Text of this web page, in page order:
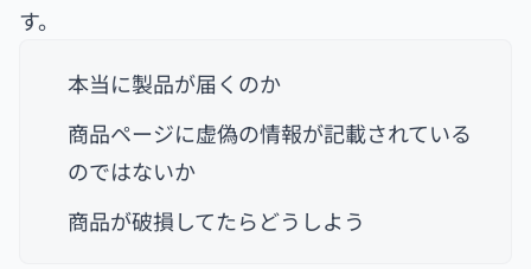
す。
本当に製品が届くのか
商品ページに虚偽の情報が記載されている
のではないか
商品が破損してたらどうしよう